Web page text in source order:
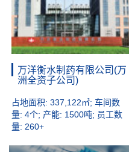
万洋衡水制药有限公司(万
洲全资子公司)
占地面积: 337,122㎡; 车间数
量: 4个; 产能: 1500吨; 员工数
量: 260+